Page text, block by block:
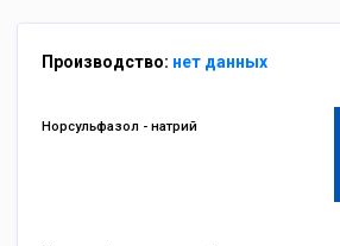
Производство: нет данных
Норсульфазол - натрий